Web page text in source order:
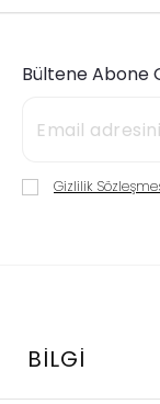
Bültene Abone
Gizlilik
BILGI